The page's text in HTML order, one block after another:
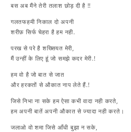
बस अब मैंने तेरी तलाश छोड़ दी है !!
गलतफहमी निकाल दो अपनी
शरीफ़ सिर्फ चेहरा है हम नही.
परख से परे है शख्सियत मेरी,
मैं उन्हीं के लिए हूं जो समझे कदर मेरी.!
हम वो है जो बात से जात
और हरकतों से औकात नाप लेते हैं.!
जिसे निभा ना सके हम ऐसा कभी वादा नही करते,
हम अपनी बातें अपनी औकात से ज्यादा नही करते।
जलाओ वो शमा जिसे आँधी बुझा न सके,